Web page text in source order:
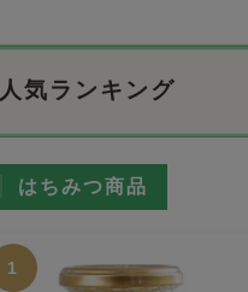
人気ランキング
はちみつ商品
1